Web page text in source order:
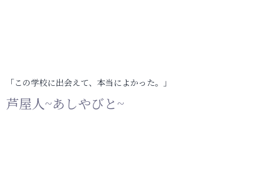
「この学校に出会えて、本当によかった。」
芦屋人~あしやびと~